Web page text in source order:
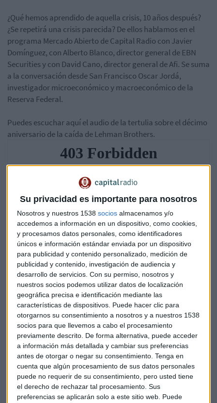
Su privacidad es importante para nosotros
Nosotros y nuestros 1538 socios almacenamos y/o
accedemos a información en un dispositivo, como cookies,
y procesamos datos personales, como identificadores
únicos e información estándar enviada por un dispositivo
para publicidad y contenido personalizado, medición de
publicidad y contenido, investigación de audiencia y
desarrollo de servicios. Con su permiso, nosotros y
nuestros socios podemos utilizar datos de localización
geográfica precisa e identificación mediante las
características de dispositivos. Puede hacer clic para
otorgarnos su consentimiento a nosotros y a nuestros 1538
socios para que llevemos a cabo el procesamiento
previamente descrito. De forma alternativa, puede acceder
a información más detallada y cambiar sus preferencias
antes de otorgar o negar su consentimiento. Tenga en
cuenta que algún procesamiento de sus datos personales
puede no requerir de su consentimiento, pero usted tiene
el derecho de rechazar tal procesamiento. Sus
preferencias se aplicarán solo a este sitio web. Puede
¿Qué hemos aprendido de aquella crisis, 10 años después?
¿Se repetirá una crisis parecida? De ellos hablamos en el
programa Mercado Abierto de Capital Radio con Javier
Domínguez, con Alberto Blanco, director general de EBN
Securities y con David Cano, director general de Afi. Se suma
a la conversación desde San Francisco Oscar Jordá,
investigador microeconómico y macroeconómico de la
Reserva Federal.
Puedes escuchar aquí el audio de la tertulia sobre el décimo
aniversario de la caída de Lehman Brothers.
David Cano considera que las entidades habían asumido
muchos riesgos antes de la crisis, y de ahí las
consecuencias. Según el economista de Afi, “habrá una
nueva crisis, pero no será bancaria”. Tampoco cree que esté
en los gobiernos, a pesar de sus altos niveles de
endeudamiento. “En las empresas es donde “puede estar el
punto de vulnerabilidad”.